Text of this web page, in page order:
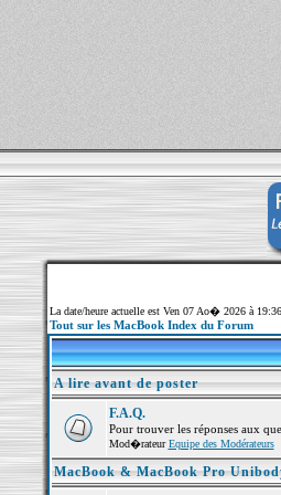
La date/heure actuelle est Ven 07 Ao� 2026 à 19:36
Tout sur les MacBook Index du Forum
A lire avant de poster
F.A.Q.
Pour trouver les réponses aux
Mod�rateurEquipe des Modérateurs
MacBook & MacBook Pro